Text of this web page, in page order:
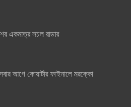
একমাত্র সচল রাডার
আগে কোয়ার্টার ফাইনালে মরক্কো